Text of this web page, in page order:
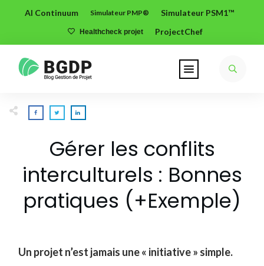
AI Continuum Simulateur PMP® Simulateur PSM1™
Healthcheck projet ProjectChef
Gérer les conflits
interculturels : Bonnes
pratiques (+Exemple)
Un projet n’est jamais une « initiative » simple.